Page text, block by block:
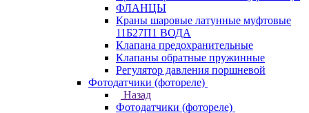
ФЛАНЦЫ
Краны шаровые латунные муфтовые
11Б27П1 ВОДА
Клапана предохранительные
Клапаны обратные пружинные
Регулятор давления поршневой
Фотодатчики (фотореле)
Назад
Фотодатчики (фотореле)